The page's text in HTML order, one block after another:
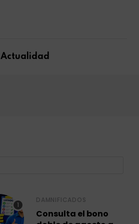
Actualidad
DAMNIFICADOS
Consulta el bono